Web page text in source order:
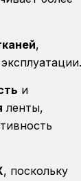
,
и
ленты,
, поскольку